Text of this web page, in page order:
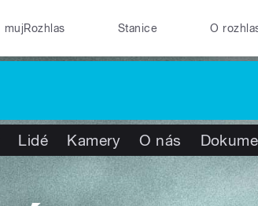
mujRozhlas Stanice O
Lidé Kamery O nás